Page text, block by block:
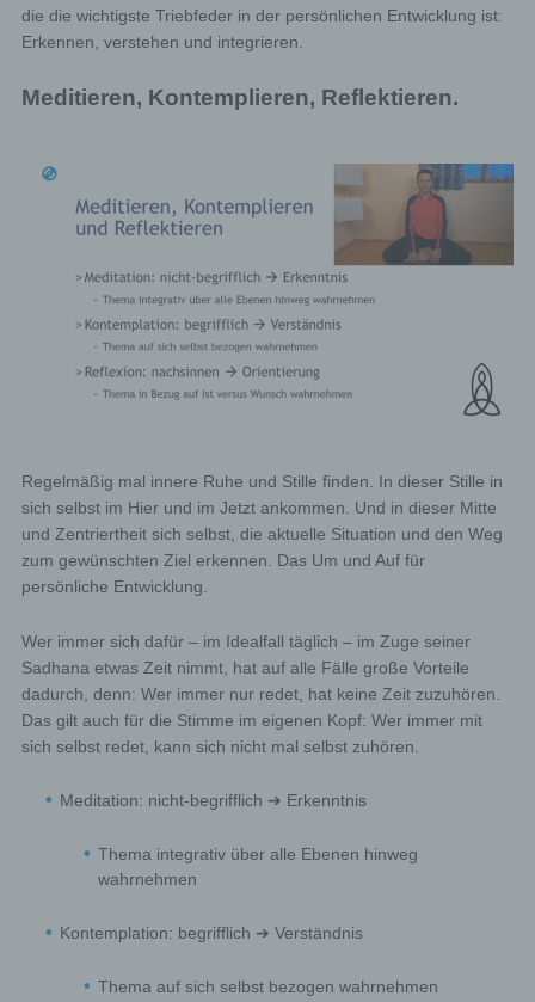
die die wichtigste Triebfeder in der persönlichen Entwicklung ist:
Erkennen, verstehen und integrieren.
Meditieren, Kontemplieren, Reflektieren.
Regelmäßig mal innere Ruhe und Stille finden. In dieser Stille in
sich selbst im Hier und im Jetzt ankommen. Und in dieser Mitte
und Zentriertheit sich selbst, die aktuelle Situation und den Weg
zum gewünschten Ziel erkennen. Das Um und Auf für
persönliche Entwicklung.
Wer immer sich dafür – im Idealfall täglich – im Zuge seiner
Sadhana etwas Zeit nimmt, hat auf alle Fälle große Vorteile
dadurch, denn: Wer immer nur redet, hat keine Zeit zuzuhören.
Das gilt auch für die Stimme im eigenen Kopf: Wer immer mit
sich selbst redet, kann sich nicht mal selbst zuhören.
Meditation: nicht-begrifflich ➔ Erkenntnis
Thema integrativ über alle Ebenen hinweg
wahrnehmen
Kontemplation: begrifflich ➔ Verständnis
Thema auf sich selbst bezogen wahrnehmen